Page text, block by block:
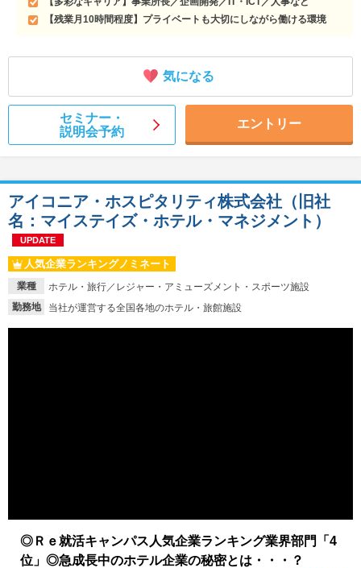
【残業月10時間程度】プライベートも大切にしながら働ける環境
気になる
セミナー・
説明会予約
エントリー
業種
ホテル・旅行／レジャー・アミューズメント・スポーツ施設
勤務地
当社が運営する全国各地のホテル・旅館施設
アイコニア・ホスピタリティ株式会社（旧社
名：マイステイズ・ホテル・マネジメント）
UPDATE
人気企業ランキングノミネート
◎Ｒｅ就活キャンパス人気企業ランキング業界部門「4
位」◎急成長中のホテル企業の秘密とは・・・？